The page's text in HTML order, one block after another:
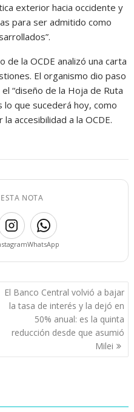
exterior hacia occidente y
para ser admitido como
de la OCDE analizó una carta
El organismo dio paso
“diseño de la Hoja de Ruta
lo que sucederá hoy, como
accesibilidad a la OCDE.
NOTA
WhatsApp
El Banco Central volvió a bajar
la tasa de interés y la dejó en
50% anual: es la quinta
reducción desde que asumió
Milei